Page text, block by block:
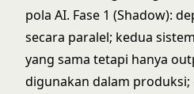
pola AI. Fase 1 (Shadow):
secara paralel; kedua
yang sama tetapi hanya
digunakan dalam